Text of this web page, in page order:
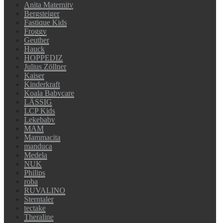
Anita Maternity
Bergsteiger
Fastique Kids
Froggy
Geuther
Hauck
HOPPEDIZ
Julius Zöllner
Kaiser
Kinderkraft
Koala Babycare
LÄSSIG
LCP Kids
Lekebaby
MAM
Mammacita
manduca
Medela
NUK
Philips
roba
RUVALINO
Sterntaler
tectake
Theraline